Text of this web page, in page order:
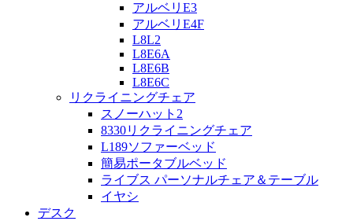
アルベリE3
アルベリE4F
L8L2
L8E6A
L8E6B
L8E6C
リクライニングチェア
スノーハット2
8330リクライニングチェア
L189ソファーベッド
簡易ポータブルベッド
ライブス パーソナルチェア＆テーブル
イヤシ
デスク